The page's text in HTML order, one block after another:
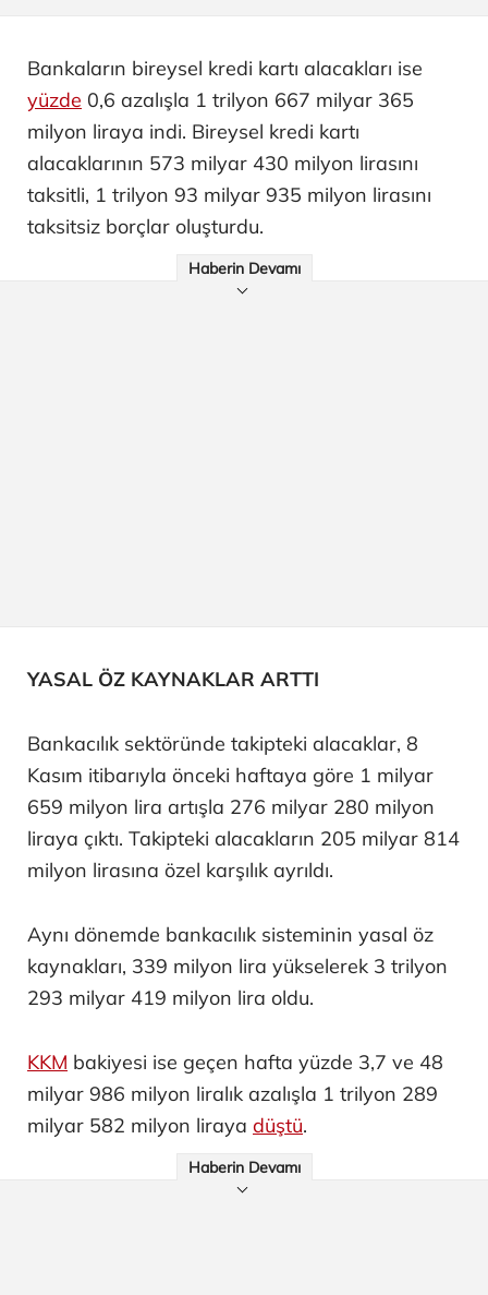
Bankaların bireysel kredi kartı alacakları ise
yüzde 0,6 azalışla 1 trilyon 667 milyar 365
milyon liraya indi. Bireysel kredi kartı
alacaklarının 573 milyar 430 milyon lirasını
taksitli, 1 trilyon 93 milyar 935 milyon lirasını
taksitsiz borçlar oluşturdu.
Haberin Devamı
YASAL ÖZ KAYNAKLAR ARTTI
Bankacılık sektöründe takipteki alacaklar, 8
Kasım itibarıyla önceki haftaya göre 1 milyar
659 milyon lira artışla 276 milyar 280 milyon
liraya çıktı. Takipteki alacakların 205 milyar 814
milyon lirasına özel karşılık ayrıldı.
Aynı dönemde bankacılık sisteminin yasal öz
kaynakları, 339 milyon lira yükselerek 3 trilyon
293 milyar 419 milyon lira oldu.
KKM bakiyesi ise geçen hafta yüzde 3,7 ve 48
milyar 986 milyon liralık azalışla 1 trilyon 289
milyar 582 milyon liraya düştü.
Haberin Devamı